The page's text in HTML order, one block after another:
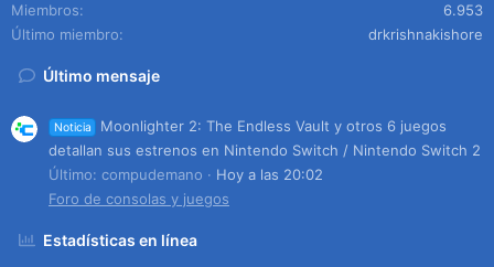
Miembros
6.953
Último miembro
drkrishnakishore
Último mensaje
Noticia
Moonlighter 2: The Endless Vault y otros 6 juegos
detallan sus estrenos en Nintendo Switch / Nintendo Switch 2
Último: compudemano
Hoy a las 20:02
Foro de consolas y juegos
Estadísticas en línea